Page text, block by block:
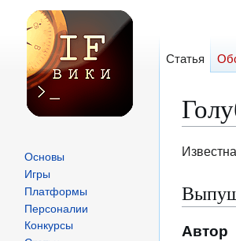
Перейти
Перейти
поиску
Автор
Статья
Основы
Игры
Платформы
Персоналии
Конкурсы